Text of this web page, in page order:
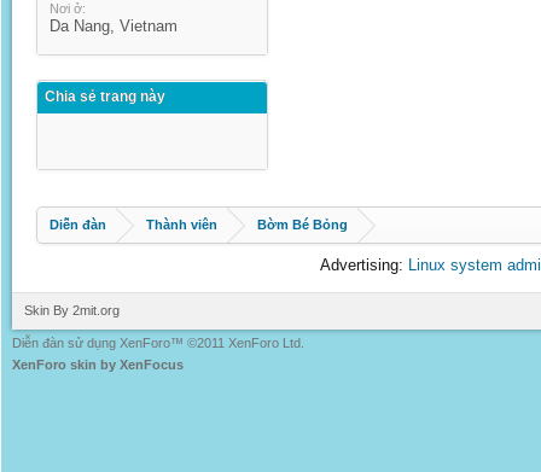
Nơi ở:
Da Nang, Vietnam
Chia sẻ trang này
Diễn đàn Thành viên Bờm Bé Bỏng
Advertising: Linux system
Skin By 2mit.org
Diễn đàn sử dụng XenForo™ ©2011 XenForo Ltd.
XenForo skin by XenFocus